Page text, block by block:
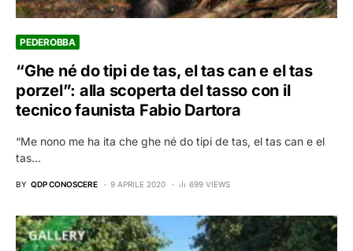
PEDEROBBA
“Ghe né do tipi de tas, el tas can e el tas
porzel”: alla scoperta del tasso con il
tecnico faunista Fabio Dartora
“Me nono me ha ita che ghe né do tipi de tas, el tas can e el
tas…
BY QDP CONOSCERE 9 APRILE 2020 699 VIEWS